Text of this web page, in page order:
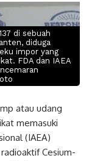
di sebuah
diduga
impor yang
FDA dan IAEA
atau udang
memasuki
(IAEA)
Cesium-